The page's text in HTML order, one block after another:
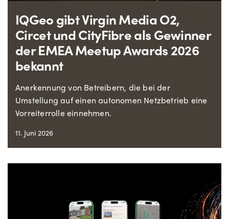
IQGeo gibt Virgin Media O2,
Circet und CityFibre als Gewinner
der EMEA Meetup Awards 2026
bekannt
Anerkennung von Betreibern, die bei der
Umstellung auf einen autonomen Netzbetrieb eine
Vorreiterrolle einnehmen.
11. Juni 2026